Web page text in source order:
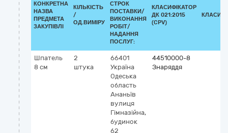
КОНКРЕТНА
НАЗВА
ПРЕДМЕТА
ЗАКУПІВЛІ
КІЛЬКІСТЬ
/
ОД.ВИМІРУ
СТРОК
ПОСТАВКИ/
ВИКОНАННЯ
РОБІТ/
НАДАННЯ
ПОСЛУГ:
КЛАСИФІКАТОР
ДК 021:2015
(CPV)
Шпатель
8 см
2
штука
66401
Україна
Одеська
область
Ананьїв
вулиця
Гімназійна,
будинок
62
44510000-8
Знаряддя